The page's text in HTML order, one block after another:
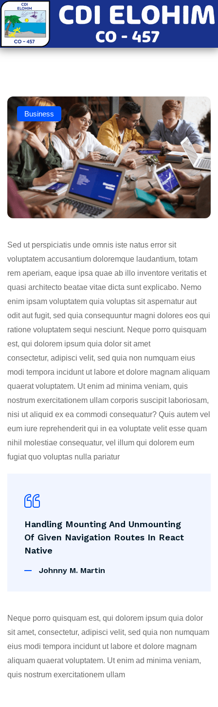
Business
Sed ut perspiciatis unde omnis iste natus error sit
voluptatem accusantium doloremque laudantium, totam
rem aperiam, eaque ipsa quae ab illo inventore veritatis et
quasi architecto beatae vitae dicta sunt explicabo. Nemo
enim ipsam voluptatem quia voluptas sit aspernatur aut
odit aut fugit, sed quia consequuntur magni dolores eos qui
ratione voluptatem sequi nesciunt. Neque porro quisquam
est, qui dolorem ipsum quia dolor sit amet
consectetur, adipisci velit, sed quia non numquam eius
modi tempora incidunt ut labore et dolore magnam aliquam
quaerat voluptatem. Ut enim ad minima veniam, quis
nostrum exercitationem ullam corporis suscipit laboriosam,
nisi ut aliquid ex ea commodi consequatur? Quis autem vel
eum iure reprehenderit qui in ea voluptate velit esse quam
nihil molestiae consequatur, vel illum qui dolorem eum
fugiat quo voluptas nulla pariatur
Handling Mounting And Unmounting
Of Given Navigation Routes In React
Native
Johnny M. Martin
Neque porro quisquam est, qui dolorem ipsum quia dolor
sit amet, consectetur, adipisci velit, sed quia non numquam
eius modi tempora incidunt ut labore et dolore magnam
aliquam quaerat voluptatem. Ut enim ad minima veniam,
quis nostrum exercitationem ullam